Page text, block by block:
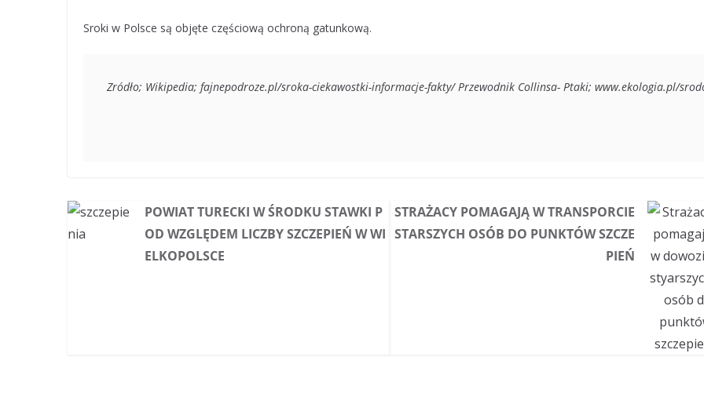
Sroki w Polsce są objęte częściową ochroną gatunkową.
Zródło; Wikipedia; fajnepodroze.pl/sroka-ciekawostki-informacje-fakty/ Przewodnik Collinsa- Ptaki; www.ekologia.pl/
POWIAT TURECKI W ŚRODKU STAWKI P
OD WZGLĘDEM LICZBY SZCZEPIEŃ W WI
ELKOPOLSCE
STRAŻACY POMAGAJĄ W TRANSPORCIE
STARSZYCH OSÓB DO PUNKTÓW SZCZE
PIEŃ